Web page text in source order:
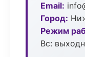
Email:
Город:
Режим
Вс: